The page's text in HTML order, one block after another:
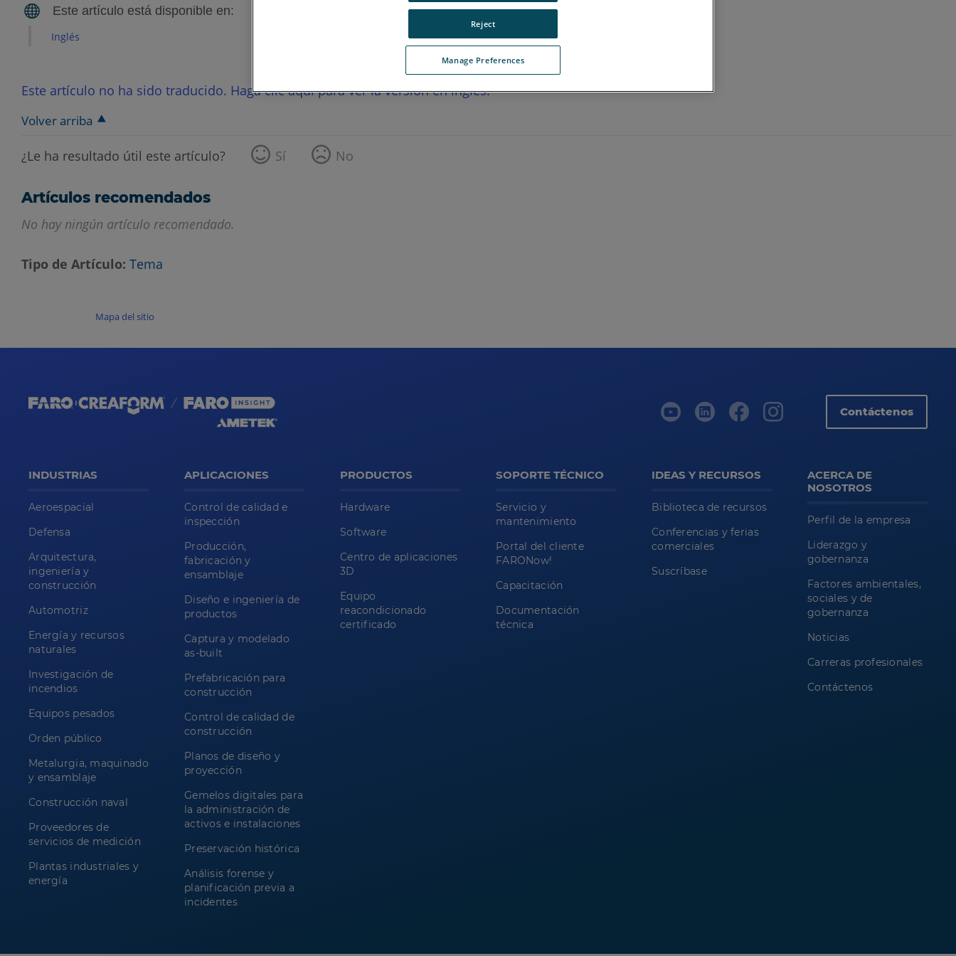
Inglés
Este artículo no ha sido traducido. Haga clic aquí para ver la versión en inglés.
Volver arriba
¿Le ha resultado útil este artículo? Sí No
Artículos recomendados
No hay ningún artículo recomendado.
Tipo de Artículo Tema
Mapa del sitio
Contáctenos
INDUSTRIAS
Aeroespacial
Defensa
Arquitectura,
ingeniería y
construcción
Automotriz
Energía y recursos
naturales
Investigación de
incendios
Equipos pesados
Orden público
Metalurgia, maquinado
y ensamblaje
Construcción naval
Proveedores de
servicios de medición
Plantas industriales y
energía
APLICACIONES
Control de calidad e
inspección
Producción,
fabricación y
ensamblaje
Diseño e ingeniería de
productos
Captura y modelado
as-built
Prefabricación para
construcción
Control de calidad de
construcción
Planos de diseño y
proyección
Gemelos digitales para
la administración de
activos e instalaciones
Preservación histórica
Análisis forense y
planificación previa a
incidentes
PRODUCTOS
Hardware
Software
Centro de aplicaciones
3D
Equipo
reacondicionado
certificado
SOPORTE TÉCNICO
Servicio y
mantenimiento
Portal del cliente
FARONow!
Capacitación
Documentación
técnica
IDEAS Y RECURSOS
Biblioteca de recursos
Conferencias y ferias
comerciales
Suscríbase
ACERCA DE
NOSOTROS
Perfil de la empresa
Liderazgo y
gobernanza
Factores ambientales,
sociales y de
gobernanza
Noticias
Carreras profesionales
Contáctenos
Manage Preferences
Reject